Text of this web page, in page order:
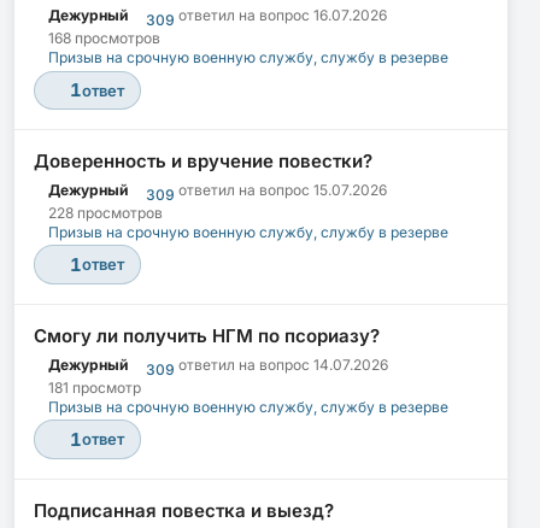
Дежурный 309 ответил на вопрос 16.07.2026
168 просмотров
Призыв на срочную военную службу, службу в резерве
1ответ
Доверенность и вручение повестки?
Дежурный 309 ответил на вопрос 15.07.2026
228 просмотров
Призыв на срочную военную службу, службу в резерве
1ответ
Смогу ли получить НГМ по псориазу?
Дежурный 309 ответил на вопрос 14.07.2026
181 просмотр
Призыв на срочную военную службу, службу в резерве
1ответ
Подписанная повестка и выезд?